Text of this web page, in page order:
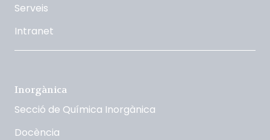
Serveis
Intranet
Inorgànica
Secció de Química Inorgànica
Docència